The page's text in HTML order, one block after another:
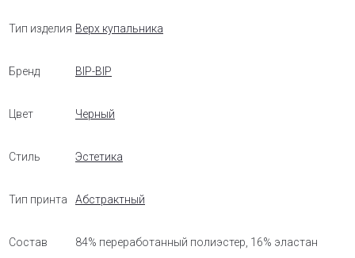
Тип изделия Верх купальника
Бренд BIP-BIP
Цвет Черный
Стиль Эстетика
Тип принта Абстрактный
Состав 84% переработанный полиэстер, 16% эластан